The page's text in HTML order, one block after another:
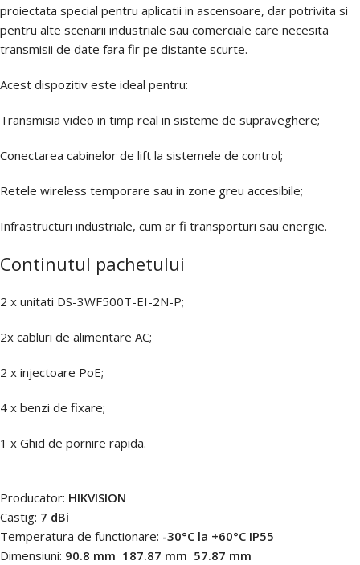
proiectata special pentru aplicatii in ascensoare, dar potrivita si
pentru alte scenarii industriale sau comerciale care necesita
transmisii de date fara fir pe distante scurte.
Acest dispozitiv este ideal pentru:
Transmisia video in timp real in sisteme de supraveghere;
Conectarea cabinelor de lift la sistemele de control;
Retele wireless temporare sau in zone greu accesibile;
Infrastructuri industriale, cum ar fi transporturi sau energie.
Continutul pachetului
2 x unitati DS-3WF500T-EI-2N-P;
2x cabluri de alimentare AC;
2 x injectoare PoE;
4 x benzi de fixare;
1 x Ghid de pornire rapida.
Producator: HIKVISION
Castig: 7 dBi
Temperatura de functionare: -30°C la +60°C IP55
Dimensiuni: 90.8 mm  187.87 mm  57.87 mm